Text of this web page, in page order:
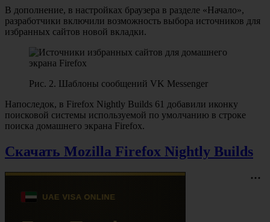
В дополнение, в настройках браузера в разделе «Начало»,
разработчики включили возможность выбора источников для
избранных сайтов новой вкладки.
Рис. 2. Шаблоны сообщений VK Messenger
Напоследок, в Firefox Nightly Builds 61 добавили иконку
поисковой системы используемой по умолчанию в строке
поиска домашнего экрана Firefox.
Скачать Mozilla Firefox Nightly Builds